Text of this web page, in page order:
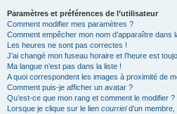
Paramètres et préférences de l’utilisateur
Comment modifier mes paramètres ?
Comment empêcher mon nom d’apparaître
Les heures ne sont pas correctes !
J’ai changé mon fuseau horaire et l’heure est
Ma langue n’est pas dans la liste !
A quoi correspondent les images à proximité de
Comment puis-je afficher un avatar ?
Qu’est-ce que mon rang et comment le modifier ?
Lorsque je clique sur le lien courrield’un